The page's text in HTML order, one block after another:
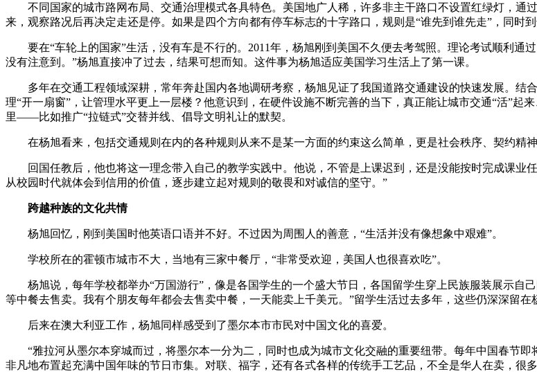
不同国家的城市路网布局、交通治理模式各具特色。美国地广人稀，许多非主干路口不设置红绿灯，通
来，观察路况后再决定走还是停。如果是四个方向都有停车标志的十字路口，规则是“谁先到谁先走”，同时
要在“车轮上的国家”生活，没有车是不行的。2011年，杨旭刚到美国不久便去考驾照。理论考试顺利通
没有注意到。”杨旭直接冲了过去，结果可想而知。这件事为杨旭适应美国学习生活上了第一课。
多年在交通工程领域深耕，常年奔赴国内各地调研考察，杨旭见证了我国道路交通建设的快速发展。结
理“开一扇窗”，让管理水平更上一层楼？他意识到，在硬件设施不断完善的当下，真正能让城市交通“活”起
里——比如推广“拉链式”交替并线、倡导文明礼让的默契。
在杨旭看来，包括交通规则在内的各种规则从来不是某一方面的约束这么简单，更是社会秩序、契约精神
回国任教后，他也将这一理念带入自己的教学实践中。他说，不管是上课迟到，还是没能按时完成课业
从校园时代就体会到信用的价值，逐步建立起对规则的敬畏和对诚信的坚守。”
跨越种族的文化共情
杨旭回忆，刚到美国时他英语口语并不好。不过因为周围人的善意，“生活并没有像想象中艰难”。
学校所在的霍顿市城市不大，当地有三家中餐厅，“非常受欢迎，美国人也很喜欢吃”。
杨旭说，每年学校都举办“万国游行”，像是各国学生的一个盛大节日，各国留学生穿上民族服装展示自
等中餐去售卖。我有个朋友每年都会去售卖中餐，一天能卖上千美元。”留学生活过去多年，这些仍深深留在
后来在澳大利亚工作，杨旭同样感受到了墨尔本市市民对中国文化的喜爱。
“雅拉河从墨尔本穿城而过，将墨尔本一分为二，同时也成为城市文化交融的重要纽带。每年中国春节即
非凡地布置起充满中国年味的节日市集。对联、福字，还有各式各样的传统手工艺品，不全是华人在卖，很